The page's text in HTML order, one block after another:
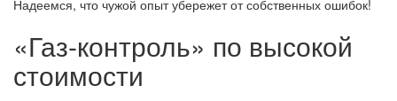
Надеемся, что чужой опыт убережет от собственных ошибок!
«Газ-контроль» по высокой
стоимости